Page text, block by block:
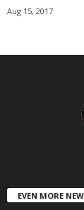
Aug 15, 2017
EVEN MORE